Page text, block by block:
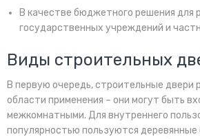
В качестве бюджетного решения для
государственных учреждений и
Виды строительных
В первую очередь, строительные двери
области применения – они могут быть
межкомнатными. Для внутреннего
популярностью пользуются